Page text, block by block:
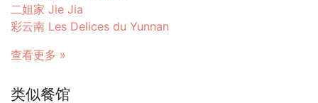
二姐家 Jie Jia
彩云南 Les Delices du Yunnan
查看更多 »
类似餐馆